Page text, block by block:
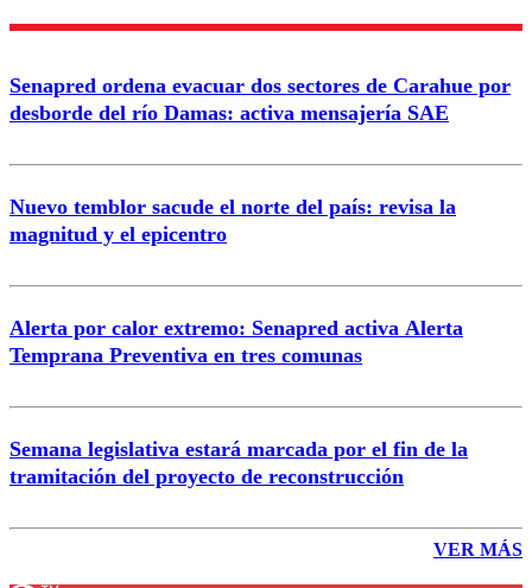
Enviar comentario
Senapred ordena evacuar dos sectores de Carahue por
desborde del río Damas: activa mensajería SAE
Nuevo temblor sacude el norte del país: revisa la
magnitud y el epicentro
Alerta por calor extremo: Senapred activa Alerta
Temprana Preventiva en tres comunas
Semana legislativa estará marcada por el fin de la
tramitación del proyecto de reconstrucción
VER MÁS